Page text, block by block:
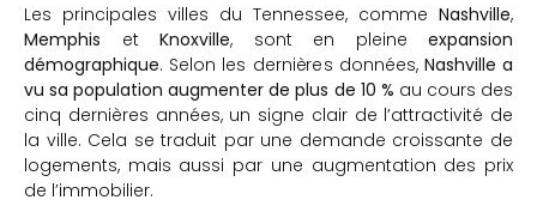
Les principales villes du Tennessee, comme Nashville,
Memphis et Knoxville, sont en pleine expansion
démographique. Selon les dernières données, Nashville a
vu sa population augmenter de plus de 10 % au cours des
cinq dernières années, un signe clair de l’attractivité de
la ville. Cela se traduit par une demande croissante de
logements, mais aussi par une augmentation des prix
de l’immobilier.